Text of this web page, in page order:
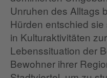
Unruhen des Alltags
Hürden entschied
in Kulturaktivitäten
Lebenssituation der
Bewohner ihrer